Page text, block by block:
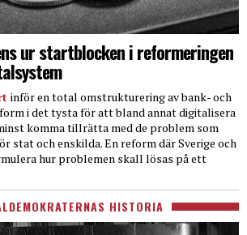
ur startblocken i reformeringen
inför en total omstrukturering av bank- och
i det tysta för att bland annat digitalisera
komma tillrätta med de problem som
stat och enskilda. En reform där Sverige och
hur problemen skall lösas på ett
HISTORIA